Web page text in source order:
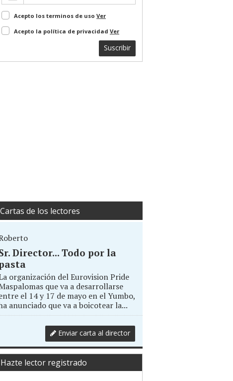
Acepto los terminos de uso Ver
Acepto la política de privacidad Ver
Suscribir
Cartas de los lectores
Director... Todo por la
organización del Eurovision Pride
que va a desarrollarse
el 14 y 17 de mayo en el Yumbo,
anunciado que va a boicotear la...
Enviar carta al director
Hazte lector registrado